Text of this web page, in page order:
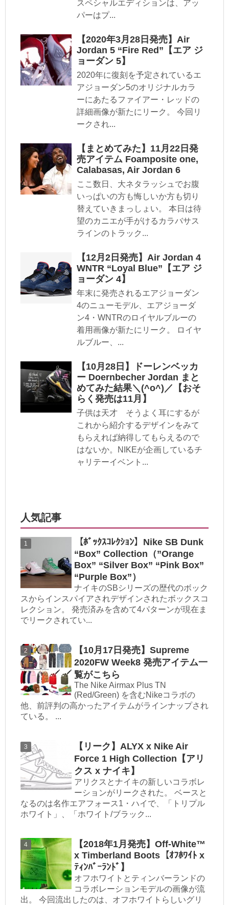
スペシャルエディションは、アッ
パーはプ...
【2020年3月28日発売】Air
Jordan 5 “Fire Red”【エア ジ
ョーダン 5】
2020年に復刻を予定されているエ
アジョーダン5のオリジナルカラ
ーにあたるファイアー・レッドの
詳細画像が新たにリーク。 今回リ
ークされ...
【まとめてみた】11月22日発
売アイテム Foamposite one,
Calabasas, Air Jordan 6
ここ数日、大ネタラッシュでお腹
いっぱいの方も悔しいか方も切り
替えていきまっしょい。 本日は待
望のカニエが手がけるカラバサス
ラインのトラック...
【12月2日発売】Air Jordan 4
WNTR “Loyal Blue”【エア ジ
ョーダン 4】
年末に発売されるエアジョーダン
4のニューモデル、エアジョーダ
ン4・WNTRのロイヤルブルーの
着用画像が新たにリーク。 ロイヤ
ルブルー、...
【10月28日】ドーレンベッカ
ー Doernbecher Jordan まと
めてみた結果＼(^o^)／【おそ
らく発売は11月】
子供は天才 そうよく耳にするが
これから紹介するデザインをみて
もらえれば納得してもらえるので
はないか。NIKEが企画しているチ
ャリテーイベント...
人気記事
【ﾎﾞｯｸｽｺﾚｸｼｮﾝ】Nike SB Dunk
“Box” Collection（”Orange
Box” “Silver Box” “Pink Box”
“Purple Box”）
ナイキのSBシリーズの歴代のボック
スからインスパイアされデザインされたボックスコ
レクション。 発売済みを含めて4パターンが現在ま
でリークされてい...
【10月17日発売】Supreme
2020FW Week8 発売アイテム一
覧がこちら
The Nike Airmax Plus TN
(Red/Green) を含むNikeコラボの
他、前評判の高かったアイテムがラインナップされ
ている。 ...
【リーク】ALYX x Nike Air
Force 1 High Collection【アリ
クス x ナイキ】
アリクスとナイキの新しいコラボレ
ーションがリークされた。 ベースと
なるのは名作エアフォース1・ハイで、「トリプル
ホワイト」、「ホワイト/ブラック...
【2018年1月発売】Off-White™
x Timberland Boots【ｵﾌﾎﾜｲﾄ x
ﾃｨﾝﾊﾞｰﾗﾝﾄﾞ】
オフホワイトとティンバーランドの
コラボレーションモデルの画像が流
出。 今回流出したのは、オフホワイトらしいグリ